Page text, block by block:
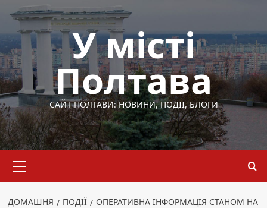
Перейти
вмісту
У місті
Полтава
САЙТ ПОЛТАВИ: НОВИНИ, ПОДІЇ, БЛОГИ
меню
ДОМАШНЯ ПОДІЇ
ОПЕРАТИВНА ІНФОРМАЦІЯ СТАНОМ НА